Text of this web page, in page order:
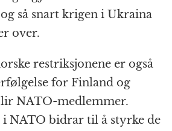
så snart krigen i Ukraina
over.
restriksjonene er også
for Finland og
NATO-medlemmer.
i NATO bidrar til å styrke de